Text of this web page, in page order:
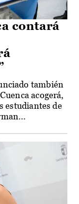
contará
también
acogerá,
estudiantes de